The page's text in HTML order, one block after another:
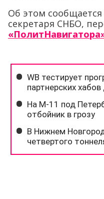
Об этом
секретаря СНБО,